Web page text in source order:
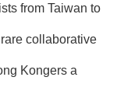
from Taiwan to
collaborative
Kongers a